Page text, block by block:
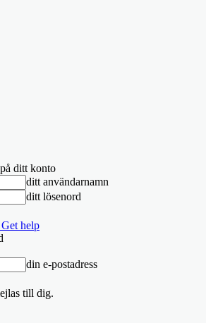
ditt konto
ditt användarnamn
ditt lösenord
help
din e-postadress
till dig.